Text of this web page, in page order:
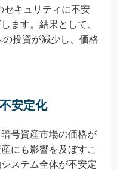
セキュリティに不安
ます。結果として、
投資が減少し、価格
安定化
号資産市場の価格が
にも影響を及ぼすこ
ステム全体が不安定